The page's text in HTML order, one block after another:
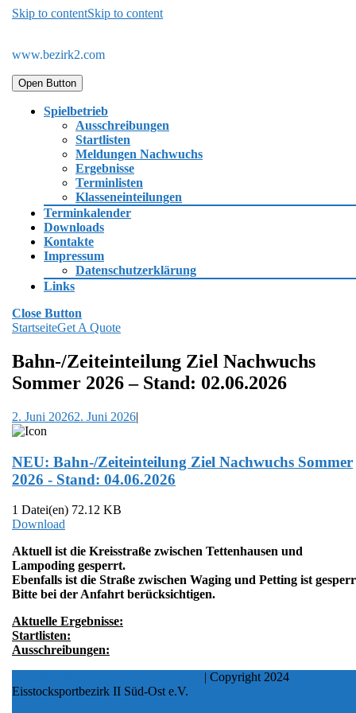
Skip to contentSkip to content
www.bezirk2.com
Open Button
Spielbetrieb
Ausschreibungen
Startlisten
Meldungen Nachwuchs
Ergebnisse
Terminlisten
Klasseneinteilungen
Terminkalender
Downloads
Kontakte
Impressum
Datenschutzerklärung
Links
Close Button
StartseiteGet A Quote
Bahn-/Zeiteinteilung Ziel Nachwuchs
Sommer 2026 – Stand: 02.06.2026
2. Juni 20262. Juni 2026|
NEU: Bahn-/Zeiteinteilung Ziel Nachwuchs Sommer
2026 - Stand: 04.06.2026
1 Datei(en) 72.12 KB
Download
Aktuell ist die Kreisstraße zwischen Tettenhausen und
Lampoding gesperrt.
Ebenfalls ist die Straße zwischen Waging und Petting ist
Bitte bei der Anfahrt berücksichtigen.
Aktuelle Ergebnisse:
Startlisten:
Ausschreibungen:
| Copyright 2024
Eisstocksportbezirk II Süd-Ost e.V.